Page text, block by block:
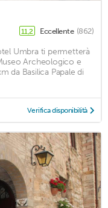
11,2 Eccellente (862)
Umbra ti permetterà
Archeologico e
da Basilica Papale di
Verifica disponibilità